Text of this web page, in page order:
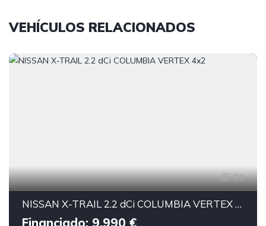
VEHÍCULOS RELACIONADOS
30
NISSAN X-TRAIL 2.2 dCi COLUMBIA VERTEX 4x2
Financiado: 9.990 €